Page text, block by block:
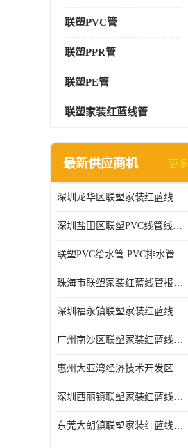
联塑PVC管
联塑PPR管
联塑PE管
联塑家装红蓝线管
最新供应商机 更多
深圳龙华区联塑家装红蓝线管报价单
深圳盐田区联塑PVC线管线槽厂商 可零售批发
联塑PVC给水管 PVC排水管 PVC线管线槽
珠海市联塑家装红蓝线管报价表 联塑水管供货商
深圳福永镇联塑家装红蓝线管价格 支持送货上门
广州南沙区联塑家装红蓝线管批发 库存充足
惠州大亚湾经济技术开发区联塑PPR热水管公司
深圳西丽镇联塑家装红蓝线管供货商 联塑管道供应
东莞大朗镇联塑家装红蓝线管电话 联塑管道经销商